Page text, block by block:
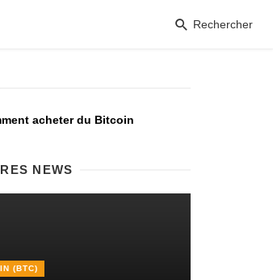
Rechercher
acheter du Bitcoin
NEWS
(BTC)